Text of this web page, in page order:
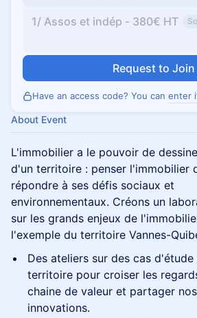
1/ Assos et indép - 380€ HT
Request to Join
Have an access code? You can enter
About Event
L'immobilier a le pouvoir de
d'un territoire : penser l'immobilier
répondre à ses défis sociaux et
environnementaux. Créons un
sur les grands enjeux de
l'exemple du territoire Vannes-
Des ateliers sur des cas
territoire pour croiser les
chaine de valeur et partager
innovations.